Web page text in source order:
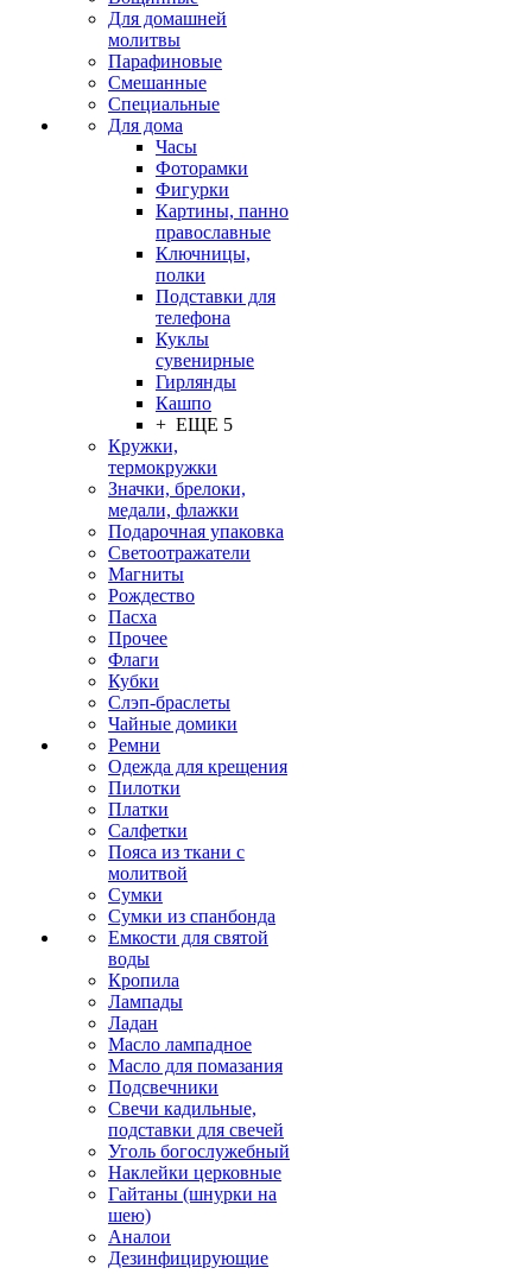
Для домашней
молитвы
Парафиновые
Смешанные
Специальные
Для дома
Часы
Фоторамки
Фигурки
Картины, панно
православные
Ключницы,
полки
Подставки для
телефона
Куклы
сувенирные
Гирлянды
Кашпо
+ ЕЩЕ 5
Кружки,
термокружки
Значки, брелоки,
медали, флажки
Подарочная упаковка
Светоотражатели
Магниты
Рождество
Пасха
Прочее
Флаги
Кубки
Слэп-браслеты
Чайные домики
Ремни
Одежда для крещения
Пилотки
Платки
Салфетки
Пояса из ткани с
молитвой
Сумки
Сумки из спанбонда
Емкости для святой
воды
Кропила
Лампады
Ладан
Масло лампадное
Масло для помазания
Подсвечники
Свечи кадильные,
подставки для свечей
Уголь богослужебный
Наклейки церковные
Гайтаны (шнурки на
шею)
Аналои
Дезинфицирующие